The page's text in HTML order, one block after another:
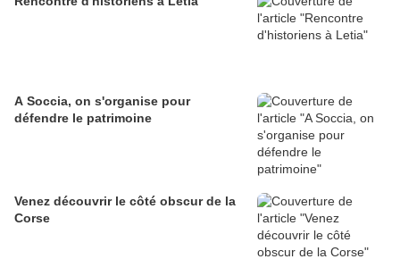
A Soccia, on s'organise pour
défendre le patrimoine
Venez découvrir le côté obscur de la
Corse